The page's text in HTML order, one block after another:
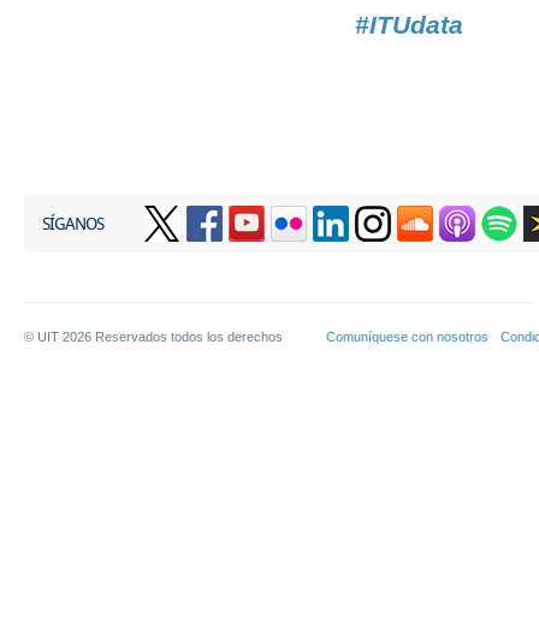
#ITUdata​
SÍGANOS
© UIT 2026 Reservados todos los derechos Comuníquese con nosotros